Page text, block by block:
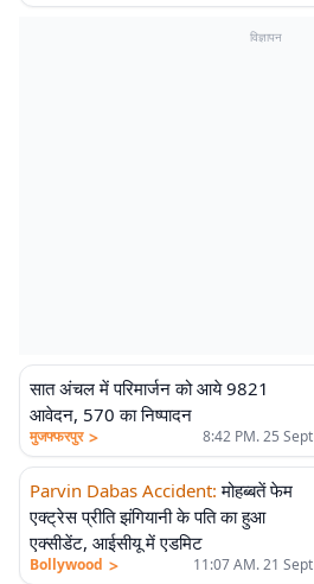
विज्ञापन
सात अंचल में परिमार्जन को आये 9821
आवेदन, 570 का निष्पादन
मुजफ्फरपुर > 8:42 PM. 25 Sept
Parvin Dabas Accident: मोहब्बतें फेम
एक्ट्रेस प्रीति झंगियानी के पति का हुआ
एक्सीडेंट, आईसीयू में एडमिट
Bollywood > 11:07 AM. 21 Sept